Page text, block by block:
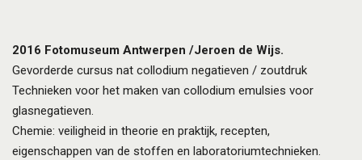
2016 Fotomuseum Antwerpen /Jeroen de Wijs.
Gevorderde cursus nat collodium negatieven / zoutdruk
Technieken voor het maken van collodium emulsies voor
glasnegatieven.
Chemie: veiligheid in theorie en praktijk, recepten,
eigenschappen van de stoffen en laboratoriumtechnieken.